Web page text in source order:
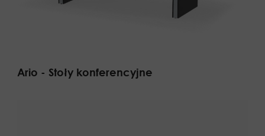
Ario - Stoły konferencyjne